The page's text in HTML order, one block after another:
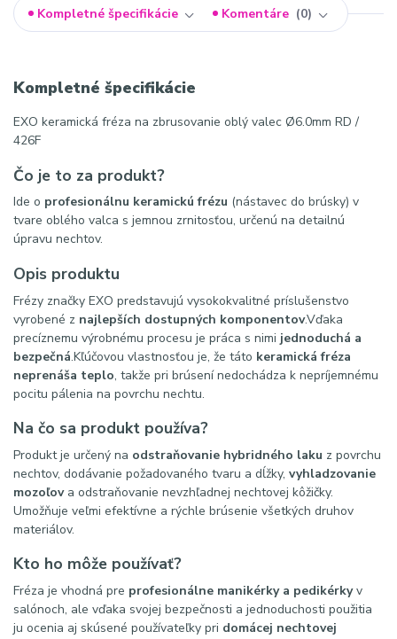
Kompletné špecifikácie Komentáre 0
Kompletné špecifikácie
EXO keramická fréza na zbrusovanie oblý valec Ø6.0mm RD /
426F
Čo je to za produkt?
Ide o profesionálnu keramickú frézu (nástavec do brúsky) v
tvare oblého valca s jemnou zrnitosťou, určenú na detailnú
úpravu nechtov.
Opis produktu
Frézy značky EXO predstavujú vysokokvalitné príslušenstvo
vyrobené z najlepších dostupných komponentov.Vďaka
precíznemu výrobnému procesu je práca s nimi jednoduchá a
bezpečná.Kľúčovou vlastnosťou je, že táto keramická fréza
neprenáša teplo, takže pri brúsení nedochádza k nepríjemnému
pocitu pálenia na povrchu nechtu.
Na čo sa produkt používa?
Produkt je určený na odstraňovanie hybridného laku z povrchu
nechtov, dodávanie požadovaného tvaru a dĺžky, vyhladzovanie
mozoľova odstraňovanie nevzhľadnej nechtovej kôžičky.
Umožňuje veľmi efektívne a rýchle brúsenie všetkých druhov
materiálov.
Kto ho môže používať?
Fréza je vhodná pre profesionálne manikérky a pedikérkyv
salónoch, ale vďaka svojej bezpečnosti a jednoduchosti použitia
ju ocenia aj skúsené používateľky pri domácej nechtovej